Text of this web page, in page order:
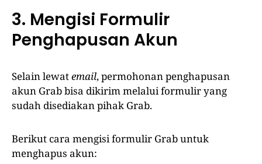
3. Mengisi Formulir
Penghapusan Akun
Selain lewatemail, permohonan penghapusan
akun Grab bisa dikirim melalui formulir yang
sudah disediakan pihak Grab.
Berikut cara mengisi formulir Grab untuk
menghapus akun: